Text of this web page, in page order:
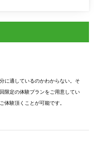
に適しているのかわからない。そ
限定の体験プランをご用意してい
体験頂くことが可能です。